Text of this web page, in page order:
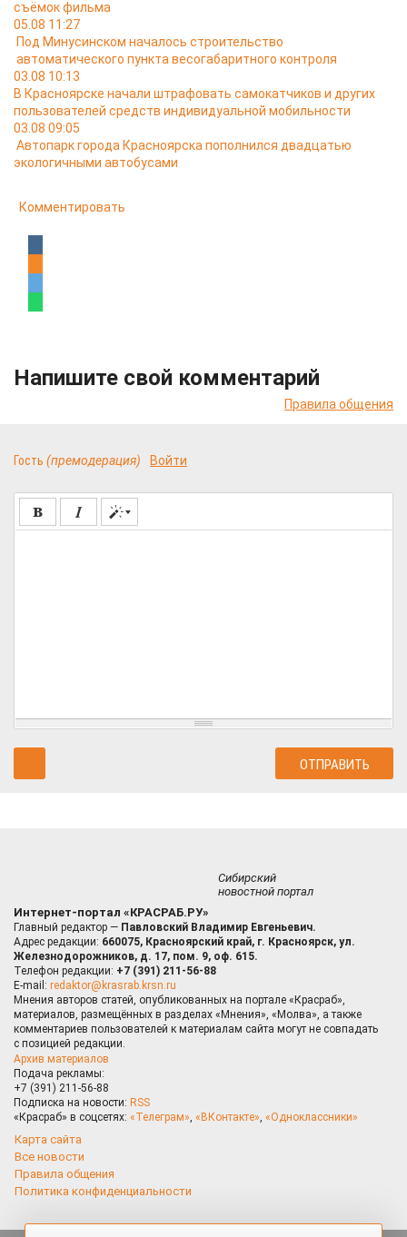
съёмок фильма
05.08 11:27
Под Минусинском началось строительство
автоматического пункта весогабаритного контроля
03.08 10:13
В Красноярске начали штрафовать самокатчиков и других
пользователей средств индивидуальной мобильности
03.08 09:05
Автопарк города Красноярска пополнился двадцатью
экологичными автобусами
Комментировать
Напишите свой комментарий
Правила общения
Гость (премодерация) Войти
Сибирский
новостной портал
Интернет-портал «КРАСРАБ.РУ»
Главный редактор — Павловский Владимир Евгеньевич.
Адрес редакции: 660075, Красноярский край, г. Красноярск, ул.
Железнодорожников, д. 17, пом. 9, оф. 615.
Телефон редакции: +7 (391) 211-56-88
E-mail: redaktor@krasrab.krsn.ru
Мнения авторов статей, опубликованных на портале «Красраб»,
материалов, размещённых в разделах «Мнения», «Молва», а также
комментариев пользователей к материалам сайта могут не совпадать
с позицией редакции.
Архив материалов
Подача рекламы:
+7 (391) 211-56-88
Подписка на новости: RSS
«Красраб» в соцсетях: «Телеграм», «ВКонтакте», «Одноклассники»
Карта сайта
Все новости
Правила общения
Политика конфиденциальности